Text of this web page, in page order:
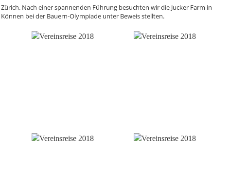
Nach einer spannenden Führung besuchten wir die Jucker Farm in
bei der Bauern-Olympiade unter Beweis stellten.